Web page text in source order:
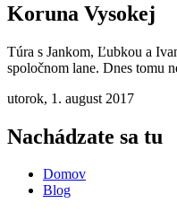
Koruna Vysokej
Túra s Jankom, Ľubkou a
spoločnom lane. Dnes tomu
utorok, 1. august 2017
Nachádzate sa tu
Domov
Blog